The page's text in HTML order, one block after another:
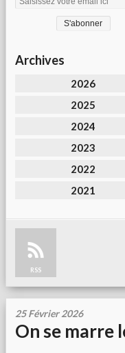
Archives
2026
2025
2024
2023
2022
2021
RSS
25 Février 2026
On se marre